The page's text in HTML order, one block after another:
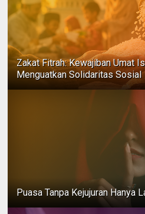
Zakat Fitrah: Kewajiban Umat
Menguatkan Solidaritas Sosial
Puasa Tanpa Kejujuran Hanya